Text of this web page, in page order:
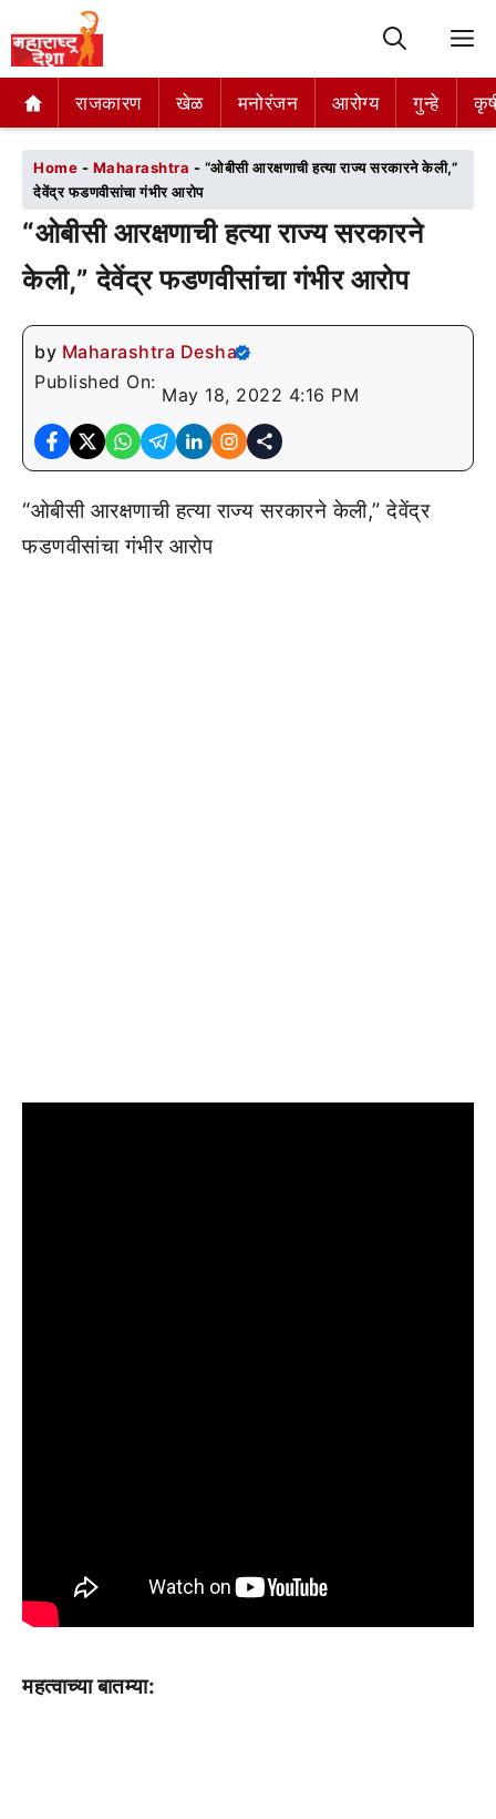
राजकारण खेळ मनोरंजन आरोग्य गुन्हे
राजकारण खेळ मनोरंजन आरोग्य गुन्हे
Home - Maharashtra - “ओबीसी आरक्षणाची हत्या राज्य सरकारने केली,”
देवेंद्र फडणवीसांचा गंभीर आरोप
“ओबीसी आरक्षणाची हत्या राज्य सरकारने
केली,” देवेंद्र फडणवीसांचा गंभीर आरोप
by Maharashtra Desha
Published On:
May 18, 2022 4:16 PM
“ओबीसी आरक्षणाची हत्या राज्य सरकारने केली,” देवेंद्र
फडणवीसांचा गंभीर आरोप
महत्वाच्या बातम्या: